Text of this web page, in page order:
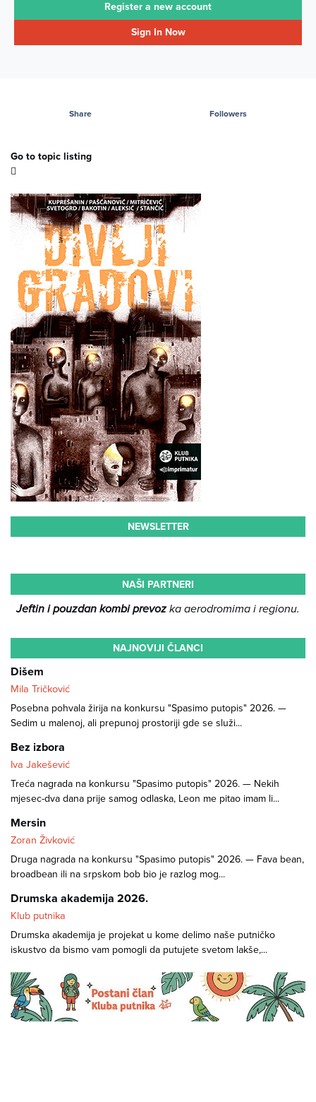
Register a new account
Sign In Now
Share Followers
Go to topic listing
NEWSLETTER
NAŠI PARTNERI
Jeftin i pouzdan kombi prevozka aerodromima i regionu.
NAJNOVIJI ČLANCI
Dišem
Mila Tričković
Posebna pohvala žirija na konkursu "Spasimo putopis" 2026. —
Sedim u malenoj, ali prepunoj prostoriji gde se služi...
Bez izbora
Iva Jakešević
Treća nagrada na konkursu "Spasimo putopis" 2026. — Nekih
mjesec-dva dana prije samog odlaska, Leon me pitao imam li...
Mersin
Zoran Živković
Druga nagrada na konkursu "Spasimo putopis" 2026. — Fava bean,
broadbean ili na srpskom bob bio je razlog mog...
Drumska akademija 2026.
Klub putnika
Drumska akademija je projekat u kome delimo naše putničko
iskustvo da bismo vam pomogli da putujete svetom lakše,...